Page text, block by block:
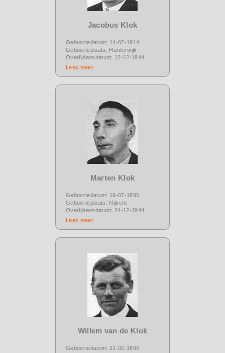
Jacobus Klok
Geboortedatum: 14-02-1914
Geboorteplaats: Harderwijk
Overlijdensdatum: 12-12-1944
Lees meer
Marten Klok
Geboortedatum: 19-07-1895
Geboorteplaats: Nijkerk
Overlijdensdatum: 24-12-1944
Lees meer
Willem van de Klok
Geboortedatum: 21-02-1895